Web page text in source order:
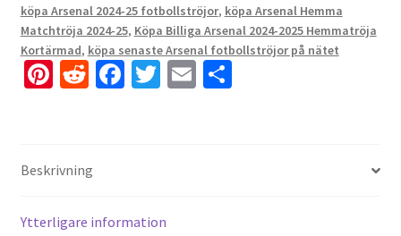
köpa Arsenal 2024-25 fotbollströjor, köpa Arsenal Hemma
Matchtröja 2024-25, Köpa Billiga Arsenal 2024-2025 Hemmatröja
Kortärmad, köpa senaste Arsenal fotbollströjor på nätet
Pi
es
R
di
t
Fa
k
T E D
Beskrivning
Ytterligare information